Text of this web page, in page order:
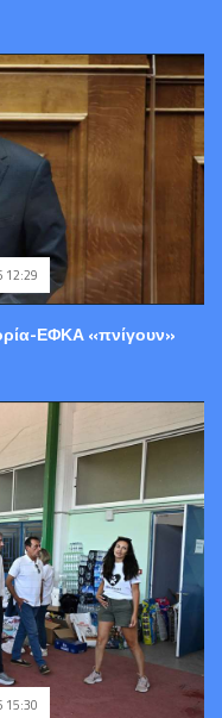
12:29
ΕΦΚΑ «πνίγουν»
15:30